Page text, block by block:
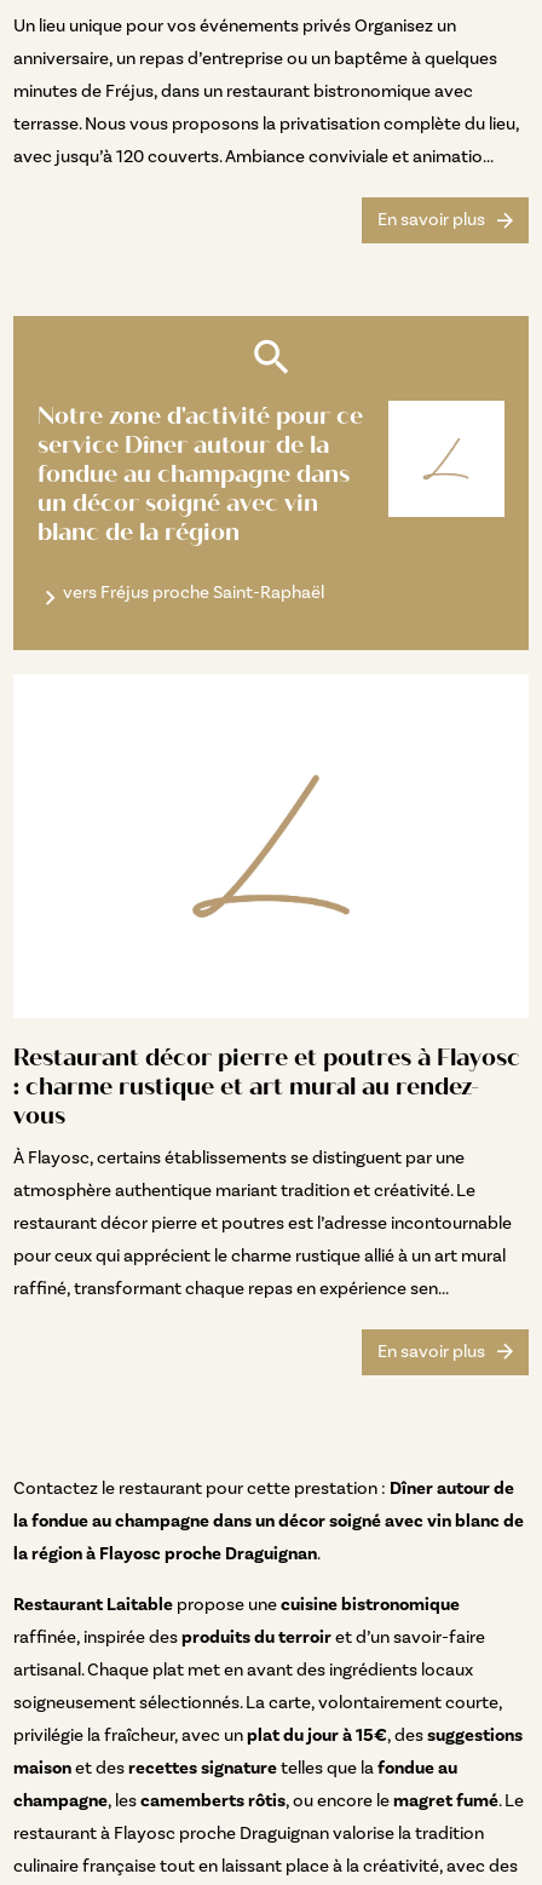
Un lieu unique pour vos événements privés Organisez un
anniversaire, un repas d’entreprise ou un baptême à quelques
minutes de Fréjus, dans un restaurant bistronomique avec
terrasse. Nous vous proposons la privatisation complète du lieu,
avec jusqu’à 120 couverts. Ambiance conviviale et animatio...
En savoir plus
Notre zone d'activité pour ce
service Dîner autour de la
fondue au champagne dans
un décor soigné avec vin
blanc de la région
vers Fréjus proche Saint-Raphaël
Restaurant décor pierre et poutres à Flayosc
: charme rustique et art mural au rendez-
vous
À Flayosc, certains établissements se distinguent par une
atmosphère authentique mariant tradition et créativité. Le
restaurant décor pierre et poutres est l’adresse incontournable
pour ceux qui apprécient le charme rustique allié à un art mural
raffiné, transformant chaque repas en expérience sen...
En savoir plus
Contactez le restaurant pour cette prestation : Dîner autour de
la fondue au champagne dans un décor soigné avec vin blanc de
la région à Flayosc proche Draguignan.
Restaurant Laitable propose unecuisine bistronomique
raffinée, inspirée desproduits du terroiret d’un savoir-faire
artisanal. Chaque plat met en avant des ingrédients locaux
soigneusement sélectionnés. La carte, volontairement courte,
privilégie la fraîcheur, avec unplat du jour à 15€, dessuggestions
maisonet desrecettes signaturetelles que lafondue au
champagne, lescamemberts rôtis, ou encore lemagret fumé. Le
restaurant à Flayosc proche Draguignan valorise la tradition
culinaire française tout en laissant place à la créativité, avec des